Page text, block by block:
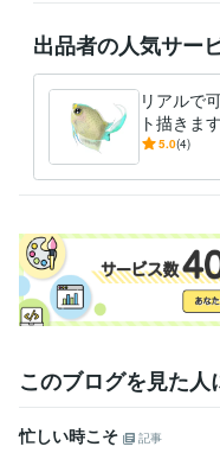
出品者の人気サー
リアルで
ト描きま
イメージ
5.0(4)
このブログを見た人
忙しい時こそ
記事